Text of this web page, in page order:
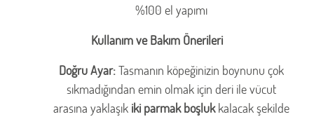
%100 el yapımı
Kullanım ve Bakım Önerileri
Doğru Ayar:Tasmanın köpeğinizin boynunu çok
sıkmadığından emin olmak için deri ile vücut
arasına yaklaşık iki parmak boşlukkalacak şekilde